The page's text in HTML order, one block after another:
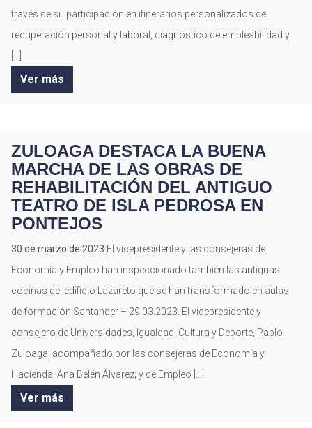
través de su participación en itinerarios personalizados de
recuperación personal y laboral, diagnóstico de empleabilidad y
Ver más
ZULOAGA DESTACA LA BUENA
MARCHA DE LAS OBRAS DE
REHABILITACIÓN DEL ANTIGUO
TEATRO DE ISLA PEDROSA EN
PONTEJOS
30 de marzo de 2023 El vicepresidente y las consejeras de
Economía y Empleo han inspeccionado también las antiguas
cocinas del edificio Lazareto que se han transformado en aulas
de formación Santander – 29.03.2023. El vicepresidente y
consejero de Universidades, Igualdad, Cultura y Deporte, Pablo
Zuloaga, acompañado por las consejeras de Economía y
Hacienda, Ana Belén Álvarez; y de Empleo […]
Ver más